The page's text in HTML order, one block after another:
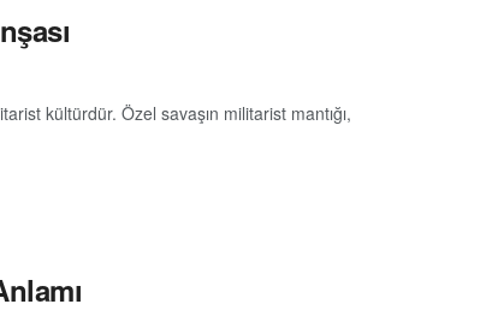
kültürdür. Özel savaşın militarist mantığı,